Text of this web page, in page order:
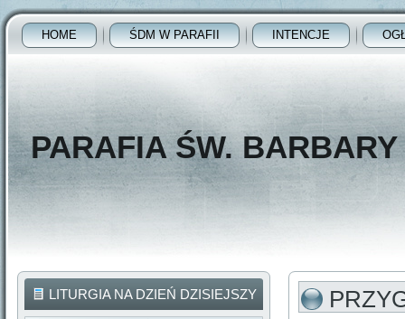
HOME ŚDM W PARAFII INTENCJE
PARAFIA ŚW.
LITURGIA NA DZIEŃ DZISIEJSZY